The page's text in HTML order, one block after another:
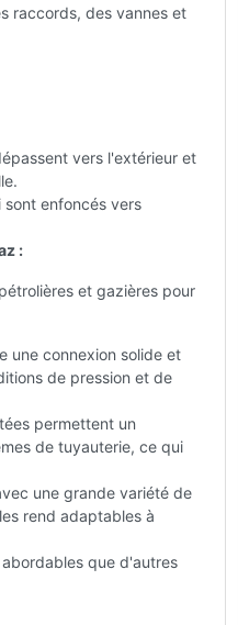
raccords, des vannes et
vers l'extérieur et
sont enfoncés vers
:
et gazières pour
une connexion solide et
de pression et de
permettent un
de tuyauterie, ce qui
une grande variété de
rend adaptables à
que d'autres